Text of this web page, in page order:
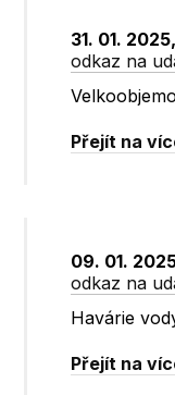
31. 01.
odkaz na
Přejít na
09. 01.
odkaz na
Havárie
Přejít na